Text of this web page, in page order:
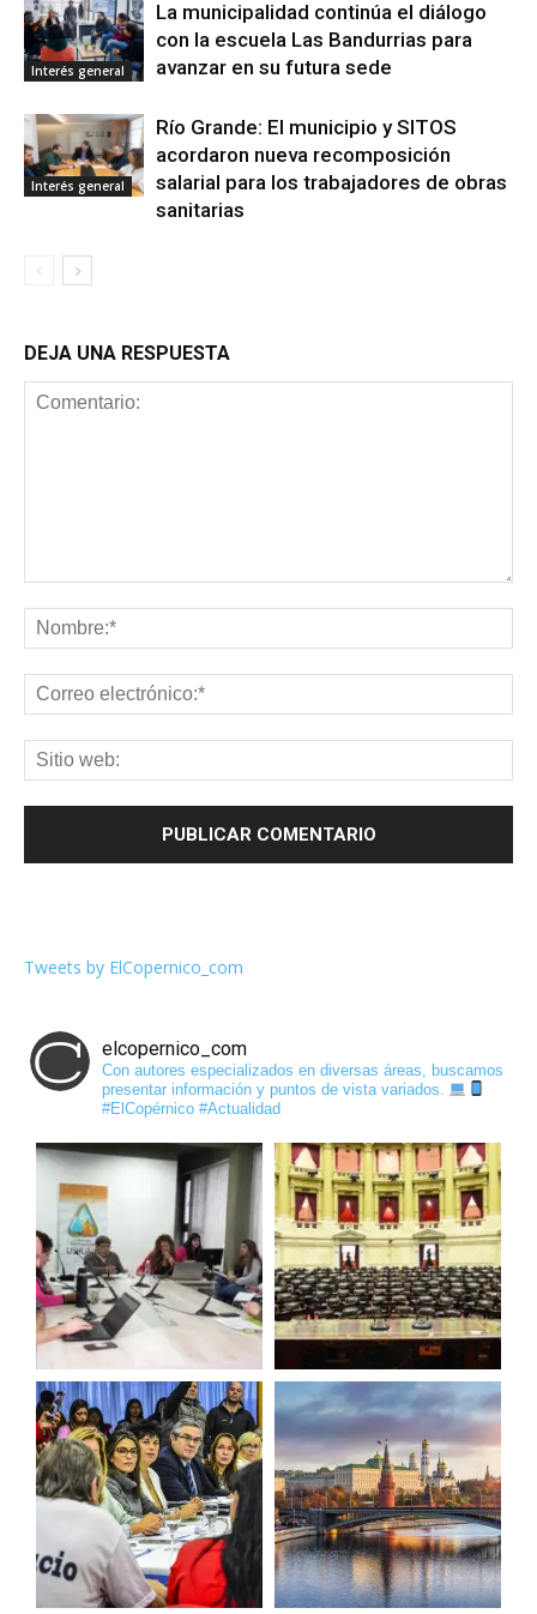
Interés general
La municipalidad continúa el diálogo
con la escuela Las Bandurrias para
avanzar en su futura sede
Interés general
Río Grande: El municipio y SITOS
acordaron nueva recomposición
salarial para los trabajadores de obras
sanitarias
DEJA UNA RESPUESTA
Tweets by ElCopernico_com
elcopernico_com
Con autores especializados en diversas áreas, buscamos
presentar información y puntos de vista variados.
#ElCopérnico #Actualidad